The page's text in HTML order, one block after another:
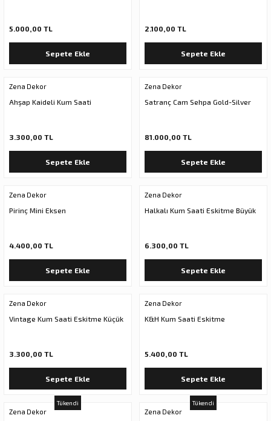
5.000,00 TL
Sepete Ekle
2.100,00 TL
Sepete Ekle
Zena Dekor
Ahşap Kaideli Kum Saati
3.300,00 TL
Sepete Ekle
Zena Dekor
Satranç Cam Sehpa Gold-Silver
81.000,00 TL
Sepete Ekle
Zena Dekor
Pirinç Mini Eksen
4.400,00 TL
Sepete Ekle
Zena Dekor
Halkalı Kum Saati Eskitme Büyük
6.300,00 TL
Sepete Ekle
Zena Dekor
Vintage Kum Saati Eskitme Küçük
3.300,00 TL
Sepete Ekle
Zena Dekor
K&H Kum Saati Eskitme
5.400,00 TL
Sepete Ekle
Tükendi
Zena Dekor
Tükendi
Zena Dekor